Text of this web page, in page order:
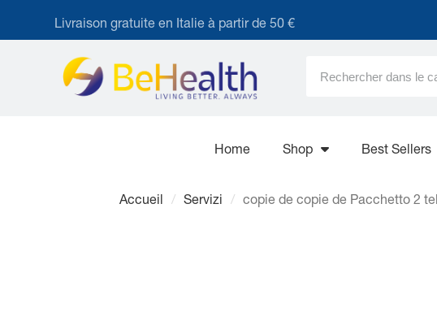
Livraison gratuite en Italie à partir de 50 €
Home Shop Best Sellers
Accueil Servizi copie de copie de Pacchetto 2